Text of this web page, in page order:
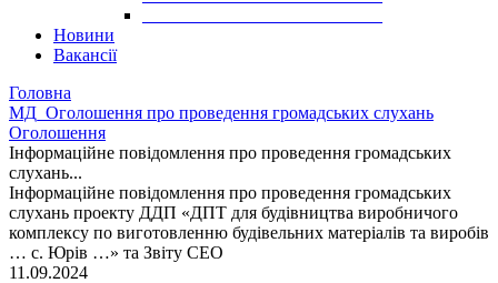
Новини
Вакансії
Головна
МД_Оголошення про проведення громадських слухань
Оголошення
Інформаційне повідомлення про проведення громадських
слухань...
Інформаційне повідомлення про проведення громадських
слухань проекту ДДП «ДПТ для будівництва виробничого
комплексу по виготовленню будівельних матеріалів та виробів
… с. Юрів …» та Звіту СЕО
11.09.2024